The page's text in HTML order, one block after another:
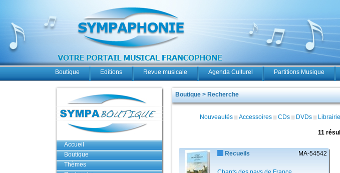
Boutique Editions Revue musicale Agenda Culturel Partitions Musique
Accueil
Boutique
Thèmes
Boutique > Recherche
Nouveautés Accessoires CDs DVDs Librairie
11
Recueils MA-54542